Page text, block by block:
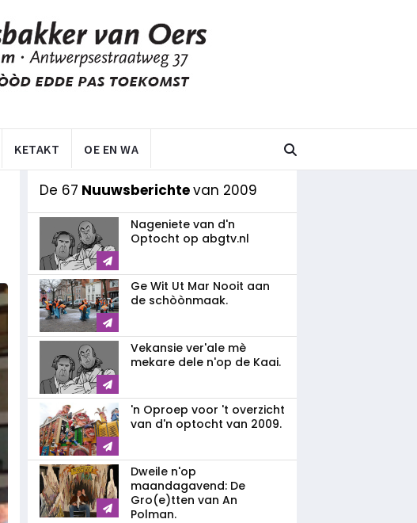
KETAKT OE EN WA
De 67 Nuuwsberichtevan 2009
Nageniete van d'n
Optocht op abgtv.nl
Ge Wit Ut Mar Nooit aan
de schòònmaak.
Vekansie ver'ale mè
mekare dele n'op de Kaai.
'n Oproep voor 't overzicht
van d'n optocht van 2009.
Dweile n'op
maandagavend: De
Gro(e)tten van An
Polman.